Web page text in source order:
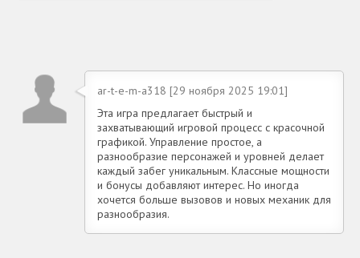
ar-t-e-m-a318 [29 ноября 2025 19:01]
Эта игра предлагает быстрый и
захватывающий игровой процесс с красочной
графикой. Управление простое, а
разнообразие персонажей и уровней делает
каждый забег уникальным. Классные мощности
и бонусы добавляют интерес. Но иногда
хочется больше вызовов и новых механик для
разнообразия.